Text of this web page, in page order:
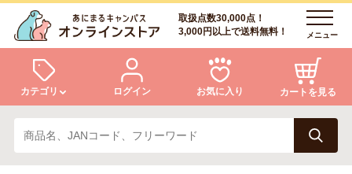
取扱点数30,000点！
3,000円以上で送料無料！
メニュー
カテゴリ
犬 猫
ログイン お気に入り カートを見る
ログイン